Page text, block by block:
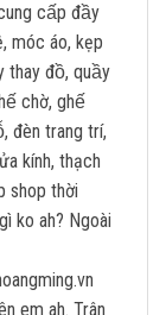
cấp đầy
móc áo, kẹp
thay đồ, quầy
chờ, ghế
đèn trang trí,
kính, thạch
shop thời
ko ah? Ngoài
em ah. Trân